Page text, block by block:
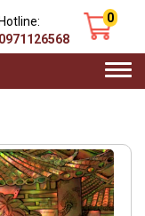
0
Hotline:
0971126568